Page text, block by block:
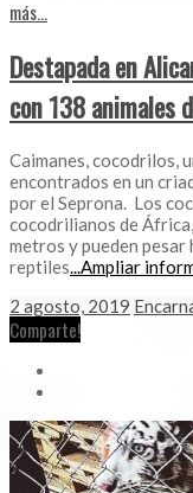
más...
Destapada en
con 138 animales
Caimanes, cocodrilos,
encontrados en un
por el Seprona. Los
cocodrilianos de
metros y pueden
reptiles...Ampliar
2 agosto, 2019
Comparte!